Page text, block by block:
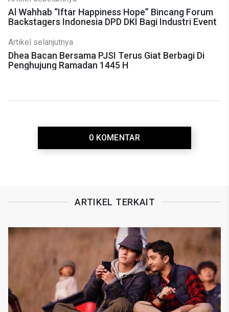
Al Wahhab “Iftar Happiness Hope” Bincang Forum
Backstagers Indonesia DPD DKI Bagi Industri Event
Artikel selanjutnya
Dhea Bacan Bersama PJSI Terus Giat Berbagi Di
Penghujung Ramadan 1445 H
0 KOMENTAR
ARTIKEL TERKAIT